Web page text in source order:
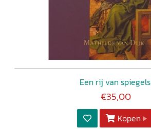
Een rij van spiegels
€35,00
Kopen